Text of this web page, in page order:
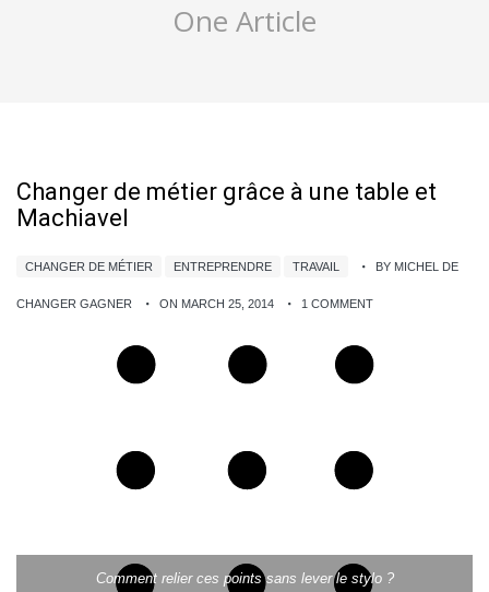
One Article
Changer de métier grâce à une table et
Machiavel
CHANGER DE MÉTIER ENTREPRENDRE TRAVAIL BY MICHEL DE
CHANGER GAGNER ON MARCH 25, 2014 1 COMMENT
Comment relier ces points sans lever le stylo ?